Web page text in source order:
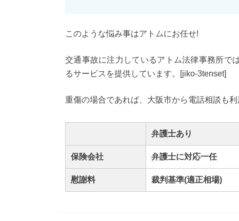
このような悩み事はアトムにお任せ!
交通事故に注力しているアトム法律事務所で
るサービスを提供しています。[jiko-3tenset]
重傷の場合であれば、大阪市から電話相談も利
弁護士あり
保険会社 弁護士に対応一任
慰謝料 裁判基準(適正相場)